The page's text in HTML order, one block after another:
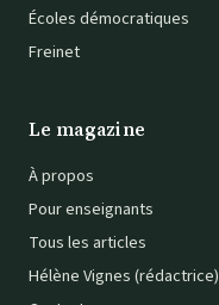
Écoles démocratiques
Freinet
Le magazine
À propos
Pour enseignants
Tous les articles
Hélène Vignes (rédactrice)